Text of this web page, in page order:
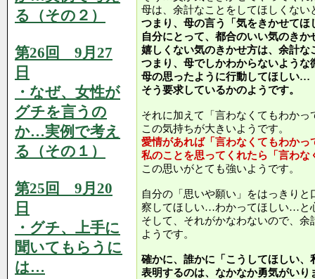
る（その２）
第26回 9月27
日
・なぜ、女性が
グチを言うの
か…実例で考え
る（その１）
第25回 9月20
日
・グチ、上手に
聞いてもらうに
は…
母は、余計なことをしてほしくない
つまり、母の言う「気をきかせてほ
自分にとって、都合のいい気のきか
嬉しくない気のきかせ方は、余計な
つまり、母でしかわからないような
母の思ったように行動してほしい…
そう要求しているかのようです。
それに加えて「言わなくてもわかっ
この気持ちが大きいようです。
愛情があれば「言わなくてもわかっ
私のことを思ってくれたら「言わな
この思いがとても強いようです。
自分の「思いや願い」をはっきりと
察してほしい…わかってほしい…と
そして、それがかなわないので、余
ようです。
確かに、誰かに「こうしてほしい、
表明するのは、なかなか勇気がいり